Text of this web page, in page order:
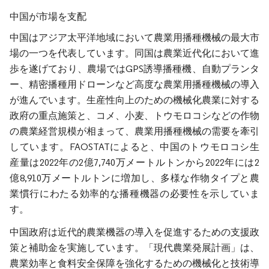
中国が市場を支配
中国はアジア太平洋地域において農業用播種機械の最大市
場の一つを代表しています。同国は農業近代化において進
歩を遂げており、農場ではGPS誘導播種機、自動プランタ
ー、精密播種用ドローンなど高度な農業用播種機械の導入
が進んでいます。生産性向上のための機械化農業に対する
政府の重点施策と、コメ、小麦、トウモロコシなどの作物
の農業経営規模が相まって、農業用播種機械の需要を牽引
しています。FAOSTATによると、中国のトウモロコシ生
産量は2022年の2億7,740万メートルトンから2022年には2
億8,910万メートルトンに増加し、多様な作物タイプと農
業慣行にわたる効率的な播種機器の必要性を示していま
す。
中国政府は近代的農業機器の導入を促進するための支援政
策と補助金を実施しています。「現代農業発展計画」は、
農業効率と食料安全保障を強化するための機械化と技術導